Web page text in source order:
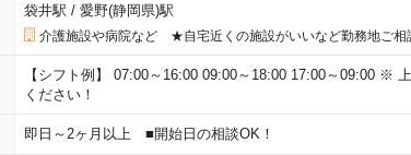
袋井駅 / 愛野(静岡県)駅
介護施設や病院など ★自宅近くの施設がいいなど勤務地ご相
【シフト例】 07:00～16:00 09:00～18:00 17:00～09:00 ※
ください！
即日～2ヶ月以上 ■開始日の相談OK！